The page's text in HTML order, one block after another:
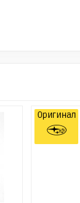
Оригинал